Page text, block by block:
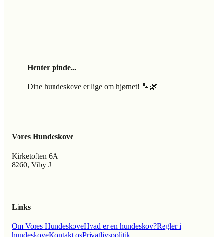
Henter pinde...
Dine hundeskove er lige om hjørnet! 🐾🌿
Vores Hundeskove
Kirketoften 6A
8260, Viby J
Links
Om Vores HundeskoveHvad er en hundeskov?Regler i
hundeskoveKontakt osPrivatlivspolitik